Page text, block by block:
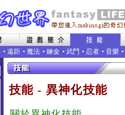
• 遠距 • 魔法 • 鍊金 • 武鬥 • 忍者 • 音樂 •
技能 - 異神化技能